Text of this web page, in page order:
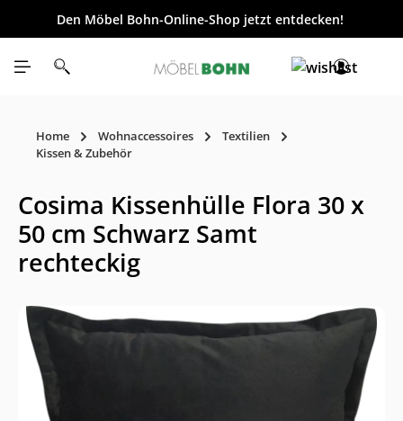
springen
Den Möbel Bohn-Online-Shop jetzt entdecken!
Home Wohnaccessoires
Textilien
Kissen & Zubehör
Cosima Kissenhülle Flora 30 x
50 cm Schwarz Samt
rechteckig